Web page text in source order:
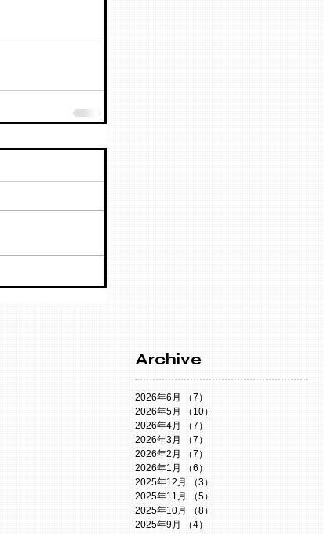
Archive
2026年6月 （7）
2026年5月
（10）
2026年4月
（7）
2026年3月
（7）
2026年2月
（7）
2026年1月
（6）
2025年12月
（3）
2025年11月
（5）
2025年10月
（8）
2025年9月
（4）